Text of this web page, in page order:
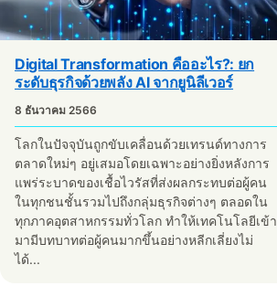
Digital Transformation คืออะไร?: ยก
ระดับธุรกิจด้วยพลัง AI จากยูนิลีเวอร์
8 ธันวาคม 2566
โลกในปัจจุบันถูกขับเคลื่อนด้วยเทรนด์ทางการ
ตลาดใหม่ๆ อยู่เสมอโดยเฉพาะอย่างยิ่งหลังการ
แพร่ระบาดของเชื้อไวรัสที่ส่งผลกระทบต่อผู้คน
ในทุกชนชั้นรวมไปถึงกลุ่มธุรกิจต่างๆ ตลอดใน
ทุกภาคอุตสาหกรรมทั่วโลก ทำให้เทคโนโลยีเข้า
มามีบทบาทต่อผู้คนมากขึ้นอย่างหลีกเลี่ยงไม่
ได้...